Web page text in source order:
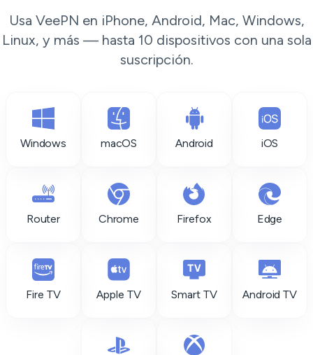
Usa VeePN en iPhone, Android, Mac, Windows,
Linux, y más — hasta 10 dispositivos con una sola
suscripción.
Windows macOS Android iOS
Router Chrome Firefox Edge
Fire TV Apple TV Smart TV Android TV